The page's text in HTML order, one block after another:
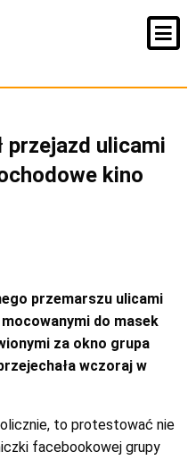
przejazd ulicami
kino
przemarszu ulicami
do masek
za okno grupa
wczoraj w
to protestować nie
facebookowej grupy